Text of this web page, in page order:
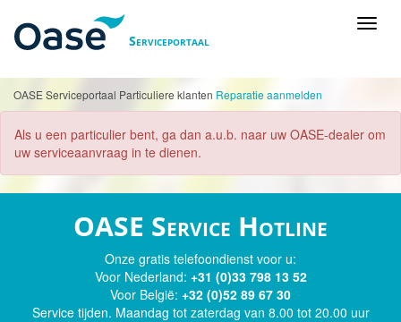
Serviceportaal
OASE Serviceportaal Particuliere klanten Reparatie aanmelden
Als u een particulier bent, ga dan a.u.b. naar uw OASE-dealer om
uw serviceaanvraag in te dienen.
OASE Service Hotline
Onze gratis telefoondienst voor u:
Voor Nederland: +31 (0)33 798 13 52
Voor België: +32 (0)52 89 67 30
Service tijden. Maandag tot zaterdag van 8.00 tot 20.00 uur